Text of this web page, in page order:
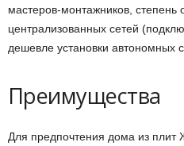
мастеров-монтажников, степень
централизованных сетей
дешевле установки автономных
Преимущества
Для предпочтения дома из